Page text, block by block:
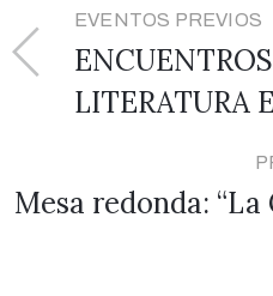
EVENTOS PREVIOS
LITERATURA
Mesa redonda: